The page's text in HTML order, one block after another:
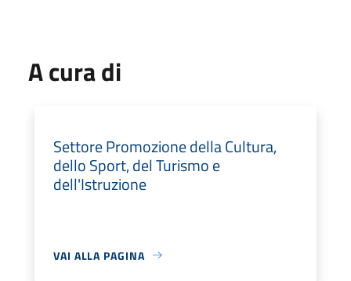
A cura di
Settore Promozione della Cultura,
dello Sport, del Turismo e
dell'Istruzione
VAI ALLA PAGINA